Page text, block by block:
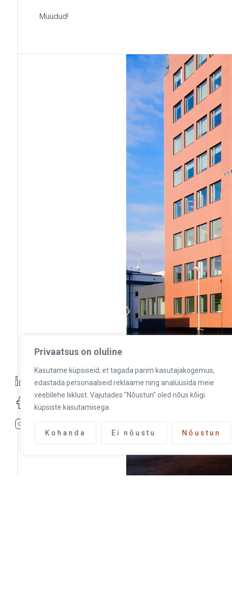
Privaatsus on oluline
Kasutame küpsiseid, et tagada parim kasutajakogemus,
edastada personaalseid reklaame ning analüüsida meie
veebilehe liiklust. Vajutades "Nõustun" oled nõus kõigi
küpsiste kasutamisega.
Kohanda Ei nõustu Nõustun
Müüdud!